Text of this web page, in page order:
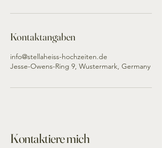
Kontaktangaben
info@stellaheiss-hochzeiten.de
Jesse-Owens-Ring 9, Wustermark, Germany
Kontaktiere mich